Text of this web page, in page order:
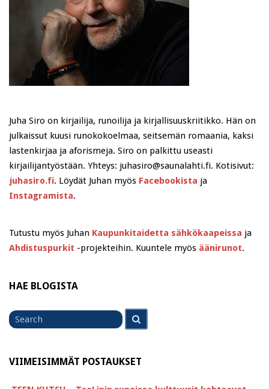
Juha Siro on kirjailija, runoilija ja kirjallisuuskriitikko. Hän on
julkaissut kuusi runokokoelmaa, seitsemän romaania, kaksi
lastenkirjaa ja aforismeja. Siro on palkittu useasti
kirjailijantyöstään. Yhteys: juhasiro@saunalahti.fi. Kotisivut:
juhasiro.fi. Löydät Juhan myös Facebookista ja
Instagramista.
Tutustu myös Juhan Kaupunkitaidetta sähkökaapeissa ja
Ahdistuspurkit -projekteihin. Kuuntele myös äänirunot.
HAE BLOGISTA
Search
for
VIIMEISIMMÄT POSTAUKSET